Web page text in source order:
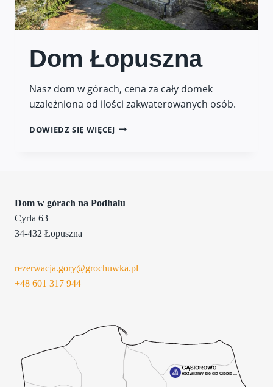
Dom Łopuszna
Nasz dom w górach, cena za cały domek
uzależniona od ilości zakwaterowanych osób.
DOWIEDZ SIĘ WIĘCEJDOM
Dom w górach na Podhalu
Cyrla 63
34-432 Łopuszna
rezerwacja.gory@grochuwka.pl
+48 601 317 944